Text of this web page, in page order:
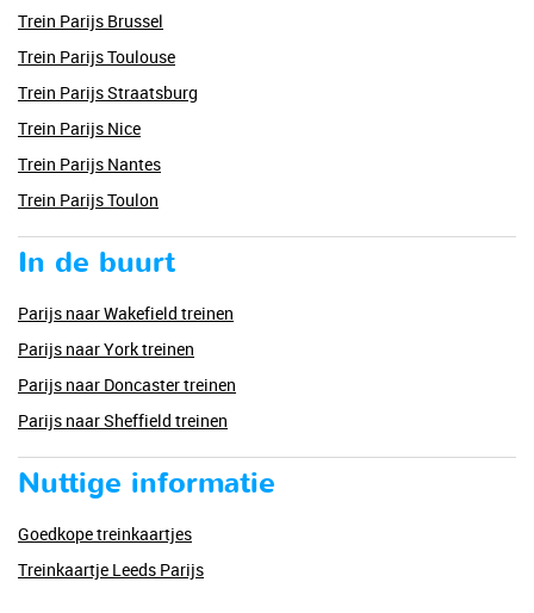
Trein Parijs Brussel
Trein Parijs Toulouse
Trein Parijs Straatsburg
Trein Parijs Nice
Trein Parijs Nantes
Trein Parijs Toulon
In de buurt
Parijs naar Wakefield treinen
Parijs naar York treinen
Parijs naar Doncaster treinen
Parijs naar Sheffield treinen
Nuttige informatie
Goedkope treinkaartjes
Treinkaartje Leeds Parijs